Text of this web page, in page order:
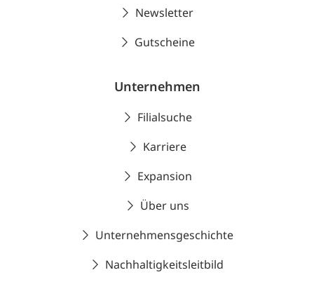
Newsletter
Gutscheine
Unternehmen
Filialsuche
Karriere
Expansion
Über uns
Unternehmensgeschichte
Nachhaltigkeitsleitbild